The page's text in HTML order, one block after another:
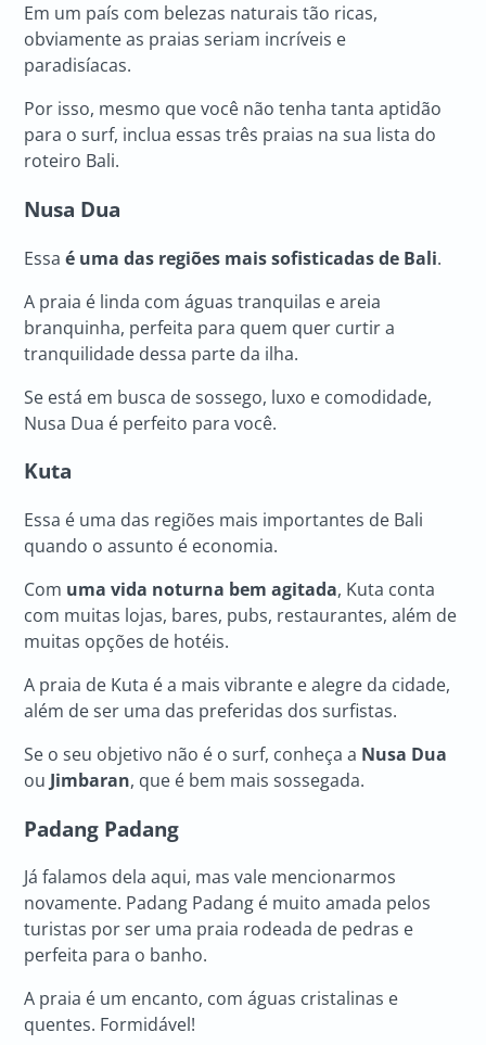
Em um país com belezas naturais tão ricas,
obviamente as praias seriam incríveis e
paradisíacas.
Por isso, mesmo que você não tenha tanta aptidão
para o surf, inclua essas três praias na sua lista do
roteiro Bali.
Nusa Dua
Essaé uma das regiões mais sofisticadas de Bali.
A praia é linda com águas tranquilas e areia
branquinha, perfeita para quem quer curtir a
tranquilidade dessa parte da ilha.
Se está em busca de sossego, luxo e comodidade,
Nusa Dua é perfeito para você.
Kuta
Essa é uma das regiões mais importantes de Bali
quando o assunto é economia.
Com uma vida noturna bem agitada, Kuta conta
com muitas lojas, bares, pubs, restaurantes, além de
muitas opções de hotéis.
A praia de Kuta é a mais vibrante e alegre da cidade,
além de ser uma das preferidas dos surfistas.
Se o seu objetivo não é o surf, conheça a Nusa Dua
ou Jimbaran, que é bem mais sossegada.
Padang Padang
Já falamos dela aqui, mas vale mencionarmos
novamente. Padang Padang é muito amada pelos
turistas por ser uma praia rodeada de pedras e
perfeita para o banho.
A praia é um encanto, com águas cristalinas e
quentes. Formidável!